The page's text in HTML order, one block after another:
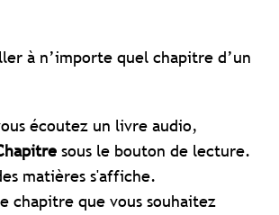
à n’importe quel chapitre d’un
écoutez un livre audio,
sous le bouton de lecture.
matières s'affiche.
chapitre que vous souhaitez